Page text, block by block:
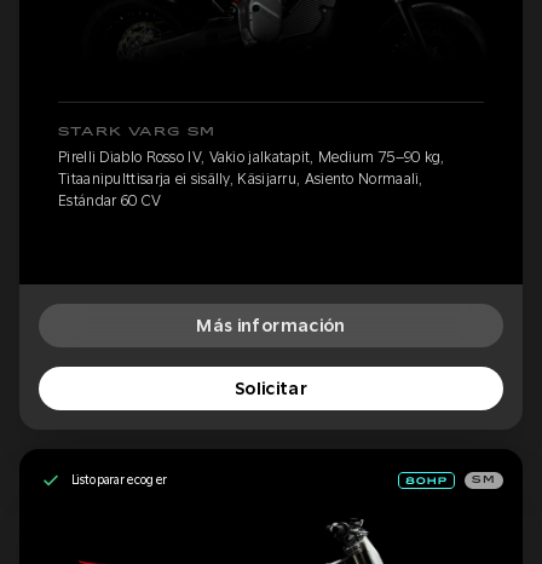
STARK VARG SM
Pirelli Diablo Rosso IV, Vakio jalkatapit, Medium 75–90 kg,
Titaanipulttisarja ei sisälly, Käsijarru, Asiento Normaali,
Estándar 60 CV
Más información
Solicitar
Listo para recoger SM